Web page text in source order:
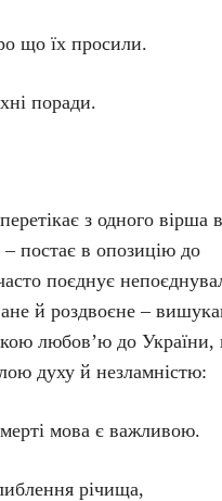
що їх просили.
поради.
з одного вірша
постає в опозицію до
поєднує
й роздвоєне –
любов’ю до України,
духу й незламністю:
мова є важливою.
річища,